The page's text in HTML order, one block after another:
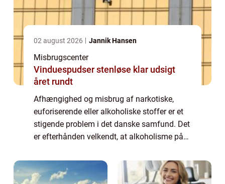
02 august 2026 Jannik Hansen
Misbrugscenter
Vinduespudser stenløse klar udsigt
året rundt
Afhængighed og misbrug af narkotiske,
euforiserende eller alkoholiske stoffer er et
stigende problem i det danske samfund. Det
er efterhånden velkendt, at alkoholisme på
sygdom. I vores k...